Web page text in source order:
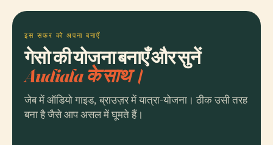
इस सफर को अपना बनाएँ
गेसो की योजना बनाएँ और सुनें
Audiala के साथ।
जेब में ऑडियो गाइड, ब्राउज़र में यात्रा-योजना। ठीक उसी तरह
बना है जैसे आप असल में घूमते हैं।